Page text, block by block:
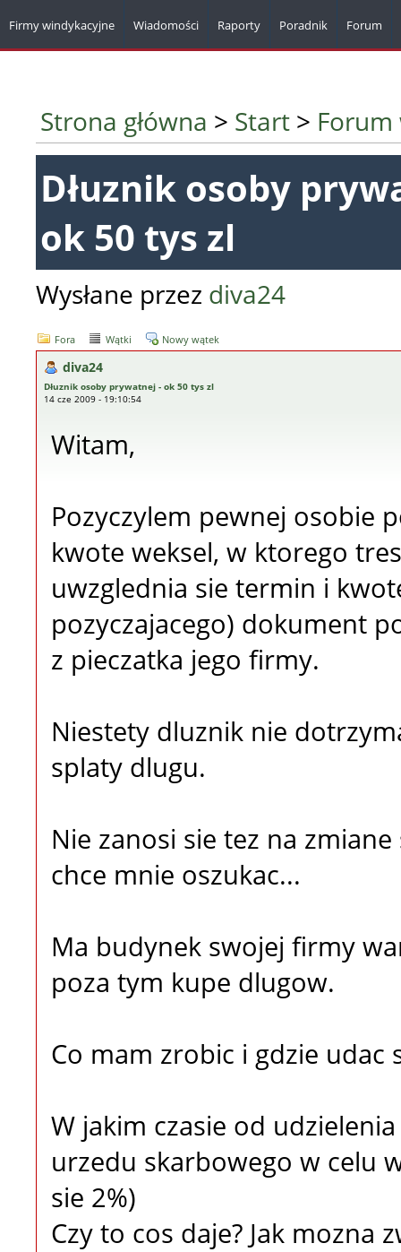
Firmy windykacyjne Wiadomości Raporty Poradnik Forum
Strona główna > Start >
Dłuznik osoby
ok 50 tys zl
Wysłane przez diva24
Fora Wątki Nowy wątek
diva24
Dłuznik osoby prywatnej - ok 50 tys zl
14 cze 2009 - 19:10:54
Witam,
Pozyczylem pewnej osobie
kwote weksel, w ktorego
uwzglednia sie termin i
pozyczajacego) dokument
z pieczatka jego firmy.
Niestety dluznik nie
splaty dlugu.
Nie zanosi sie tez na
chce mnie oszukac...
Ma budynek swojej firmy
poza tym kupe dlugow.
Co mam zrobic i gdzie udac
W jakim czasie od
urzedu skarbowego w celu
sie 2%)
Czy to cos daje? Jak mozna